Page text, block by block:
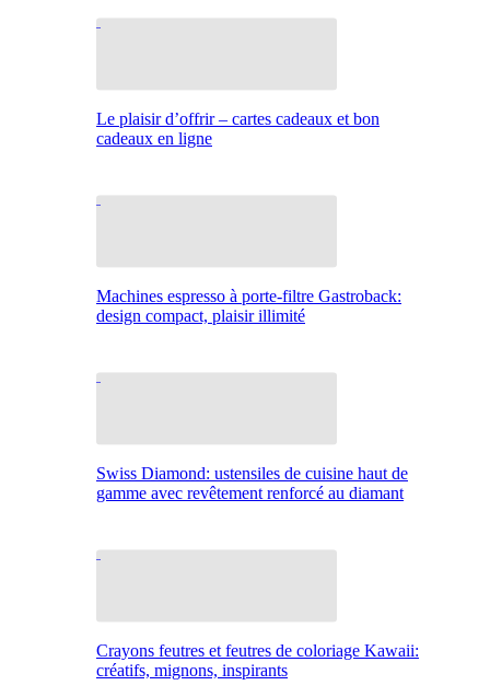
Le plaisir d’offrir – cartes cadeaux et bon
cadeaux en ligne
Machines espresso à porte-filtre Gastroback:
design compact, plaisir illimité
Swiss Diamond: ustensiles de cuisine haut de
gamme avec revêtement renforcé au diamant
Crayons feutres et feutres de coloriage Kawaii:
créatifs, mignons, inspirants